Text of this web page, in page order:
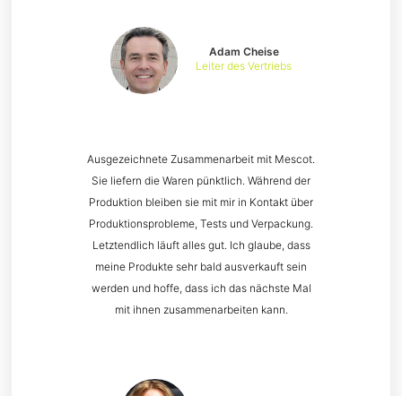
Ausgezeichnete Zusammenarbeit mit Mescot.
Sie liefern die Waren pünktlich. Während der
Produktion bleiben sie mit mir in Kontakt über
Produktionsprobleme, Tests und Verpackung.
Letztendlich läuft alles gut. Ich glaube, dass
meine Produkte sehr bald ausverkauft sein
werden und hoffe, dass ich das nächste Mal
mit ihnen zusammenarbeiten kann.
Adam Cheise
Leiter des Vertriebs